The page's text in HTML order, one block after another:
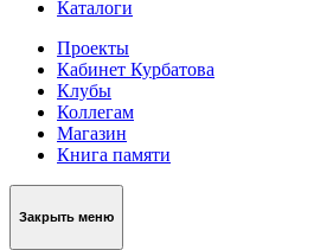
Каталоги
Проекты
Кабинет Курбатова
Клубы
Коллегам
Магазин
Книга памяти
Закрыть меню